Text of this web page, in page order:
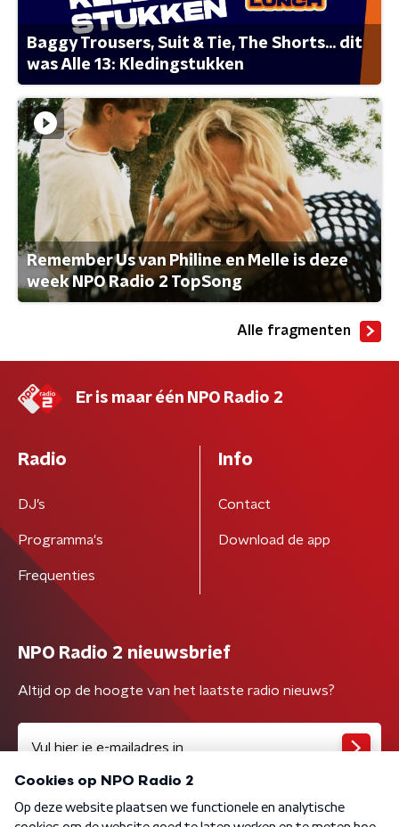
Baggy Trousers, Suit & Tie, The Shorts... dit
was Alle 13: Kledingstukken
Remember Us van Philine en Melle is deze
week NPO Radio 2 TopSong
Alle fragmenten
Er is maar één NPO Radio 2
Radio
DJ’s
Programma's
Frequenties
Info
Contact
Download de app
NPO Radio 2 nieuwsbrief
Altijd op de hoogte van het laatste radio nieuws?